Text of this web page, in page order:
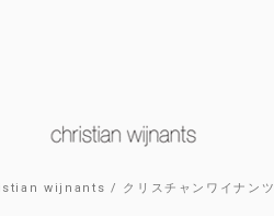
wijnants / クリスチャンワイナンツ